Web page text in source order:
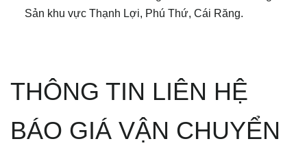
Sản khu vực Thạnh Lợi, Phú Thứ, Cái Răng.
THÔNG TIN LIÊN HỆ
BÁO GIÁ VẬN CHUYỂN